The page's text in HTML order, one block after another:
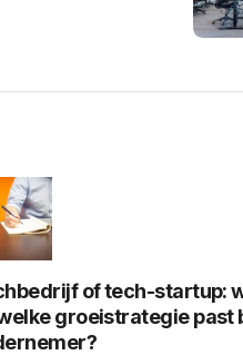
of tech-startup:
groeistrategie past